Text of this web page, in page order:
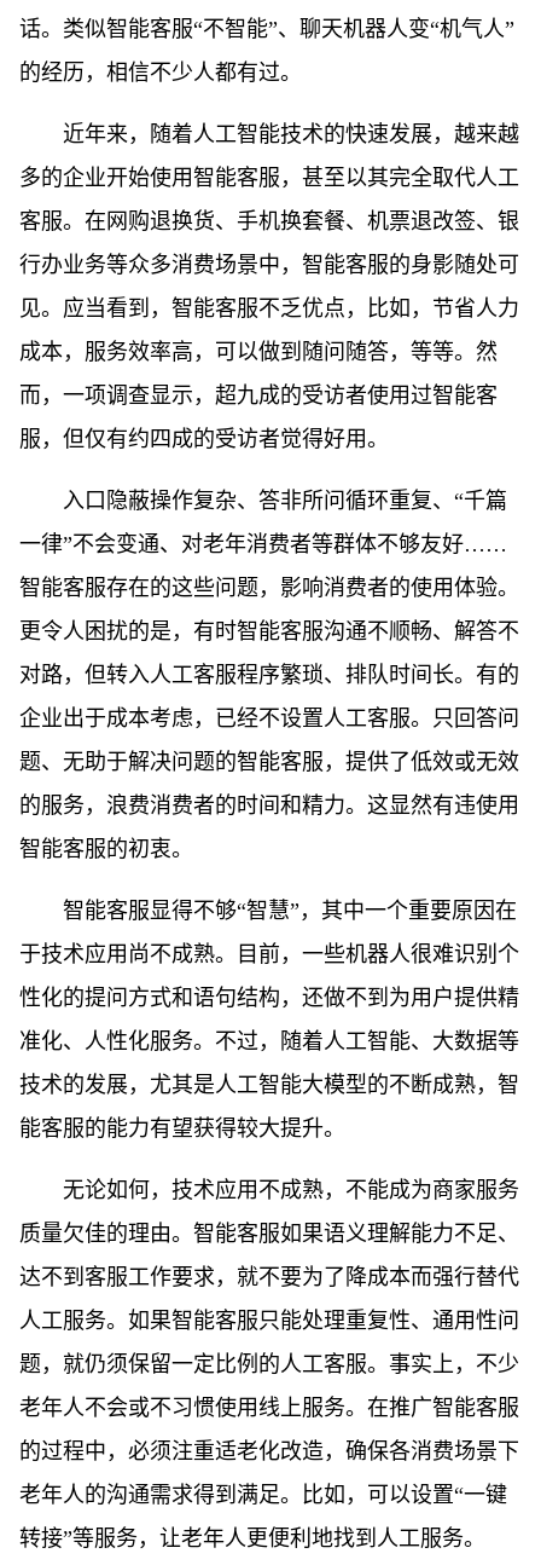
话。类似智能客服“不智能”、聊天机器人变“机气人”
的经历，相信不少人都有过。
近年来，随着人工智能技术的快速发展，越来越
多的企业开始使用智能客服，甚至以其完全取代人工
客服。在网购退换货、手机换套餐、机票退改签、银
行办业务等众多消费场景中，智能客服的身影随处可
见。应当看到，智能客服不乏优点，比如，节省人力
成本，服务效率高，可以做到随问随答，等等。然
而，一项调查显示，超九成的受访者使用过智能客
服，但仅有约四成的受访者觉得好用。
入口隐蔽操作复杂、答非所问循环重复、“千篇
一律”不会变通、对老年消费者等群体不够友好……
智能客服存在的这些问题，影响消费者的使用体验。
更令人困扰的是，有时智能客服沟通不顺畅、解答不
对路，但转入人工客服程序繁琐、排队时间长。有的
企业出于成本考虑，已经不设置人工客服。只回答问
题、无助于解决问题的智能客服，提供了低效或无效
的服务，浪费消费者的时间和精力。这显然有违使用
智能客服的初衷。
智能客服显得不够“智慧”，其中一个重要原因在
于技术应用尚不成熟。目前，一些机器人很难识别个
性化的提问方式和语句结构，还做不到为用户提供精
准化、人性化服务。不过，随着人工智能、大数据等
技术的发展，尤其是人工智能大模型的不断成熟，智
能客服的能力有望获得较大提升。
无论如何，技术应用不成熟，不能成为商家服务
质量欠佳的理由。智能客服如果语义理解能力不足、
达不到客服工作要求，就不要为了降成本而强行替代
人工服务。如果智能客服只能处理重复性、通用性问
题，就仍须保留一定比例的人工客服。事实上，不少
老年人不会或不习惯使用线上服务。在推广智能客服
的过程中，必须注重适老化改造，确保各消费场景下
老年人的沟通需求得到满足。比如，可以设置“一键
转接”等服务，让老年人更便利地找到人工服务。